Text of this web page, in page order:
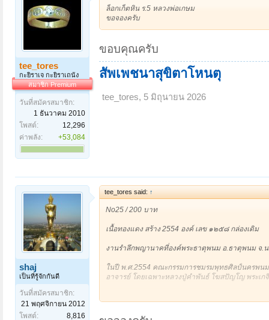
tee_tores
กะยิราเจ กะยิราเถนัง
สมาชิก Premium
วันที่สมัครสมาชิก:
1 ธันวาคม 2010
โพสต์:
12,296
ค่าพลัง:
+53,084
ล็อกเก็ตหิน ร.5 หลวงพ่อเกษม
ขอจองครับ
ขอบคุณครับ
สัพเพชนาสุขิตาโหนตุ
tee_tores, 5 มิถุนายน 2026
shaj
เป็นที่รู้จักกันดี
วันที่สมัครสมาชิก:
21 พฤศจิกายน 2012
โพสต์:
8,816
tee_tores said: ↑
No25 / 200 บาท
เนื้อทองแดง สร้าง 2554 องค์ เลข ๑๒๕๘ กล่องเดิม
งานรำลึกพญานาคที่องค์พระธาตุพนม อ.ธาตุพนม จ.
ในปี พ.ศ.2554 คณะกรรมการชมรมพุทธศิลป์นครพน
อาจารย์ โดยเฉพาะหลวงปู่คำพันธ์ โฆสปัญโญ พระ
จัดสร้างเป็นเนื้อเงิน 38 เหรียญ เนื้อสัตโลหะ 99 เหรี